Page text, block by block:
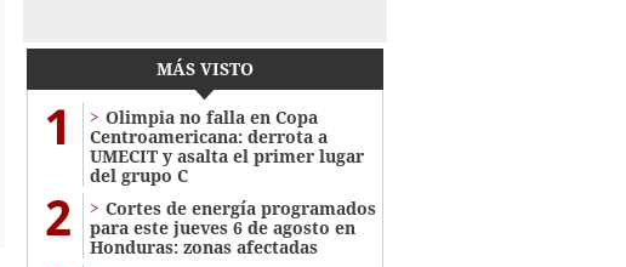
MÁS VISTO
1
Olimpia no falla en Copa
Centroamericana: derrota a
UMECIT y asalta el primer lugar
del grupo C
2
Cortes de energía programados
para este jueves 6 de agosto en
Honduras: zonas afectadas